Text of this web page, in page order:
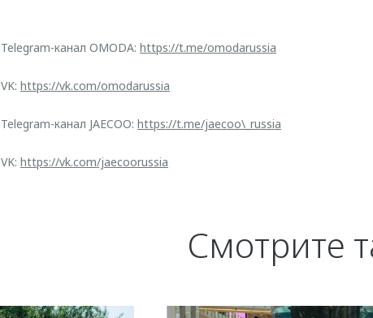
Telegram-канал OMODA: https://t.me/omodarussia
VK: https://vk.com/omodarussia
Telegram-канал JAECOO: https://t.me/jaecoo\_russia
VK: https://vk.com/jaecoorussia
Смотрите